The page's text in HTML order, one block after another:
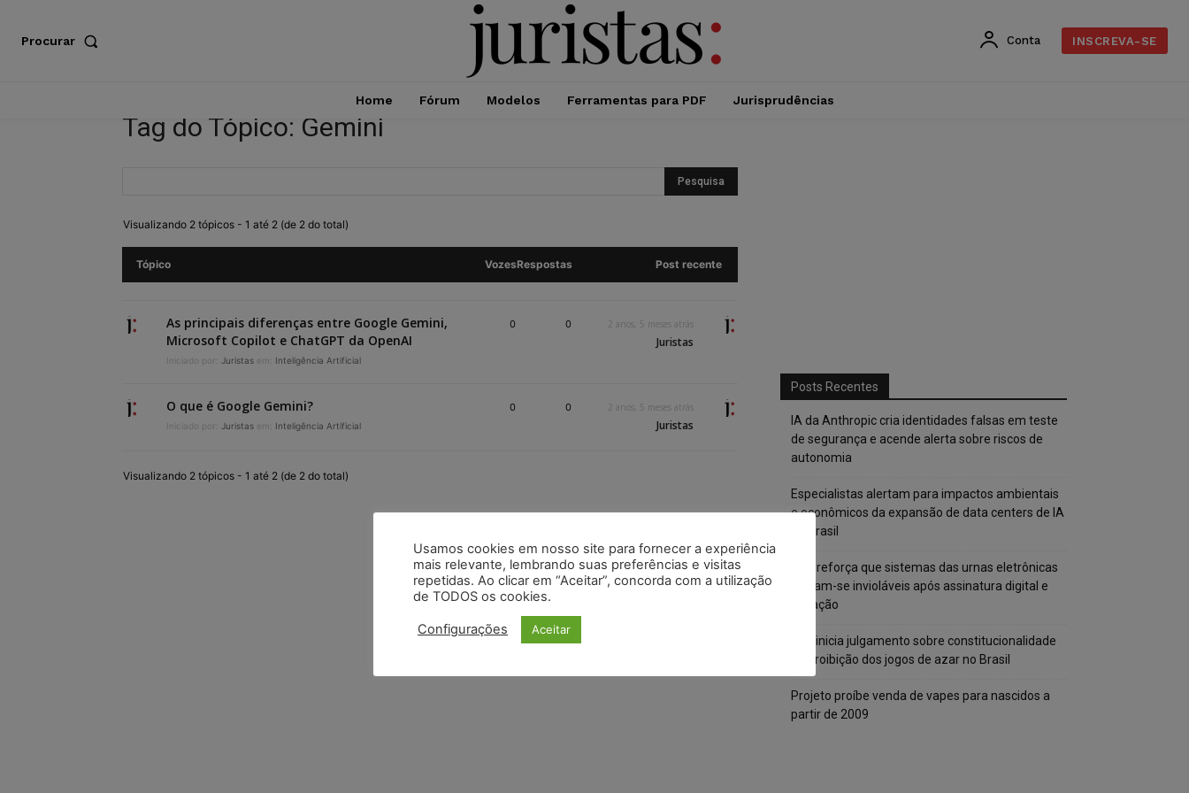
Procurar Conta INSCREVA-SE
Home Fórum Modelos Ferramentas para PDF Jurisprudências
Tag do Tópico: Gemini
Visualizando 2 tópicos - 1 até 2 (de 2 do total)
Tópico VozesRespostas Post recente
As principais diferenças entre Google Gemini,
Microsoft Copilot e ChatGPT da OpenAI
Iniciado por: Juristas em: Inteligência Artificial
0 0 2 anos, 5 meses atrás
Juristas
O que é Google Gemini?
Iniciado por: Juristas em: Inteligência Artificial
0 0 2 anos, 5 meses atrás
Juristas
Visualizando 2 tópicos - 1 até 2 (de 2 do total)
Posts Recentes
IA da Anthropic cria identidades falsas em teste
de segurança e acende alerta sobre riscos de
autonomia
Especialistas alertam para impactos ambientais
e econômicos da expansão de data centers de IA
no Brasil
TSE reforça que sistemas das urnas eletrônicas
tornam-se invioláveis após assinatura digital e
lacração
STF inicia julgamento sobre constitucionalidade
da proibição dos jogos de azar no Brasil
Projeto proíbe venda de vapes para nascidos a
partir de 2009
Usamos cookies em nosso site para fornecer a experiência
mais relevante, lembrando suas preferências e visitas
repetidas. Ao clicar em “Aceitar”, concorda com a utilização
de TODOS os cookies.
Configurações Aceitar